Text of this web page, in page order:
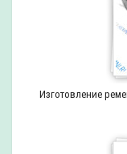
Изготовление